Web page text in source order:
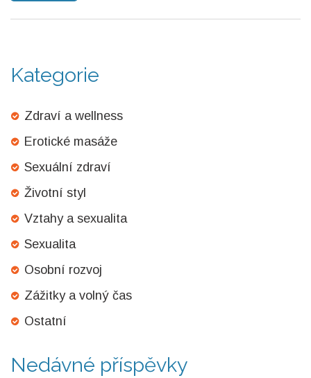
Kategorie
Zdraví a wellness
Erotické masáže
Sexuální zdraví
Životní styl
Vztahy a sexualita
Sexualita
Osobní rozvoj
Zážitky a volný čas
Ostatní
Nedávné příspěvky